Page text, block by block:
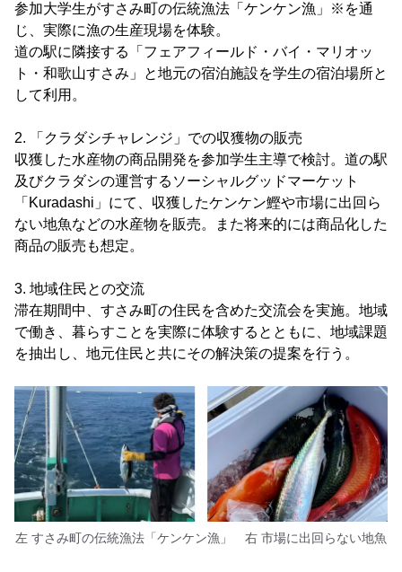
参加大学生がすさみ町の伝統漁法「ケンケン漁」※を通
じ、実際に漁の生産現場を体験。
道の駅に隣接する「フェアフィールド・バイ・マリオッ
ト・和歌山すさみ」と地元の宿泊施設を学生の宿泊場所と
して利用。
2. 「クラダシチャレンジ」での収獲物の販売
収獲した水産物の商品開発を参加学生主導で検討。道の駅
及びクラダシの運営するソーシャルグッドマーケット
「Kuradashi」にて、収獲したケンケン鰹や市場に出回ら
ない地魚などの水産物を販売。また将来的には商品化した
商品の販売も想定。
3. 地域住民との交流
滞在期間中、すさみ町の住民を含めた交流会を実施。地域
で働き、暮らすことを実際に体験するとともに、地域課題
を抽出し、地元住民と共にその解決策の提案を行う。
左 すさみ町の伝統漁法「ケンケン漁」 右 市場に出回らない地魚